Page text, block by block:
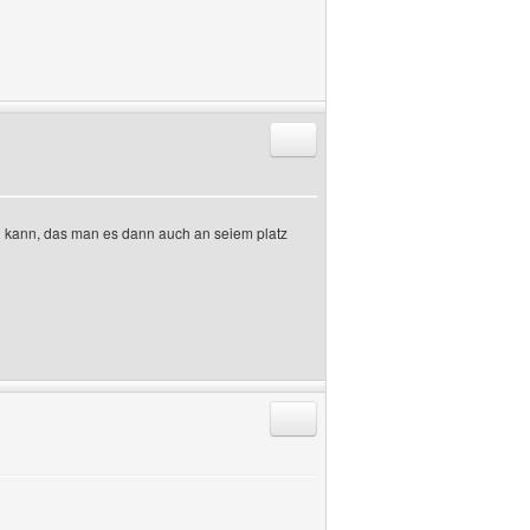
das man es dann auch an seiem platz